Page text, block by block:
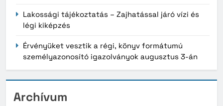
Lakossági tájékoztatás – Zajhatással járó vízi és
légi kiképzés
Érvényüket vesztik a régi, könyv formátumú
személyazonosító igazolványok augusztus 3-án
Archívum